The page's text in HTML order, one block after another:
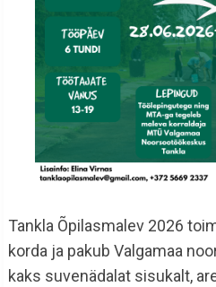
Tankla Õpilasmalev 2026
korda ja pakub Valgamaa
kaks suvenädalat sisukalt,